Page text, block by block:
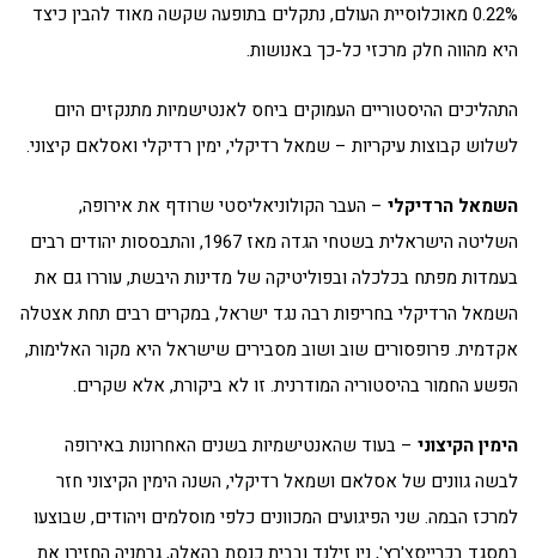
0.22% מאוכלוסיית העולם, נתקלים בתופעה שקשה מאוד להבין כיצד
היא מהווה חלק מרכזי כל-כך באנושות.
התהליכים ההיסטוריים העמוקים ביחס לאנטישמיות מתנקזים היום
לשלוש קבוצות עיקריות – שמאל רדיקלי, ימין רדיקלי ואסלאם קיצוני.
השמאל הרדיקלי – העבר הקולוניאליסטי שרודף את אירופה,
השליטה הישראלית בשטחי הגדה מאז 1967, והתבססות יהודים רבים
בעמדות מפתח בכלכלה ובפוליטיקה של מדינות היבשת, עוררו גם את
השמאל הרדיקלי בחריפות רבה נגד ישראל, במקרים רבים תחת אצטלה
אקדמית. פרופסורים שוב ושוב מסבירים שישראל היא מקור האלימות,
הפשע החמור בהיסטוריה המודרנית. זו לא ביקורת, אלא שקרים.
הימין הקיצוני – בעוד שהאנטישמיות בשנים האחרונות באירופה
לבשה גוונים של אסלאם ושמאל רדיקלי, השנה הימין הקיצוני חזר
למרכז הבמה. שני הפיגועים המכוונים כלפי מוסלמים ויהודים, שבוצעו